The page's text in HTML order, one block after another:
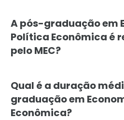
A pós-graduação em
Política Econômica é
pelo MEC?
Qual é a duração
graduação em
Econômica?